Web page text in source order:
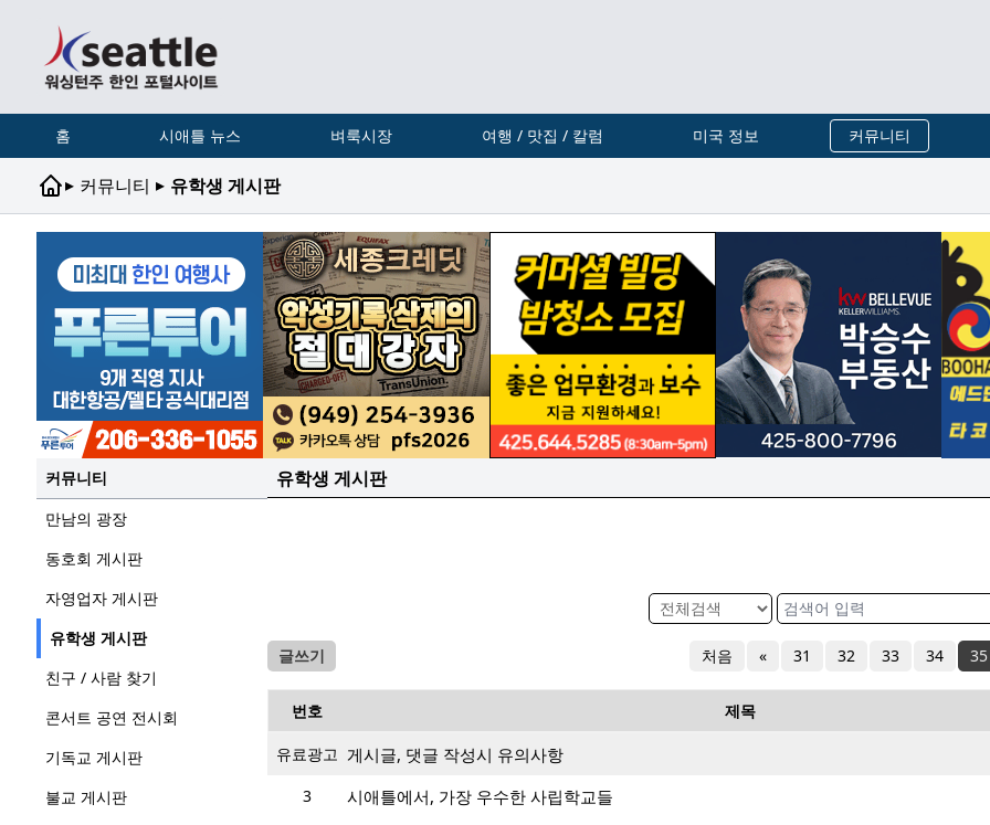
홈 시애틀 뉴스 벼룩시장 여행 / 맛집 / 칼럼 미국 정보 커뮤니티
▸ 커뮤니티 ▸ 유학생 게시판
커뮤니티
만남의 광장
동호회 게시판
자영업자 게시판
유학생 게시판
친구 / 사람 찾기
콘서트 공연 전시회
기독교 게시판
불교 게시판
유학생 게시판
글쓰기 처음 « 31 32 33 34 35
번호 제목
유료광고 게시글, 댓글 작성시 유의사항
3 시애틀에서, 가장 우수한 사립학교들